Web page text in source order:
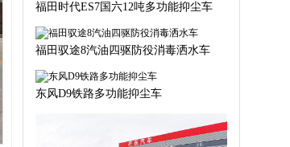
福田时代ES7国六12吨多功能抑尘车
福田驭途8汽油四驱防役消毒洒水车
东风D9‮路铁‬多功能抑尘车